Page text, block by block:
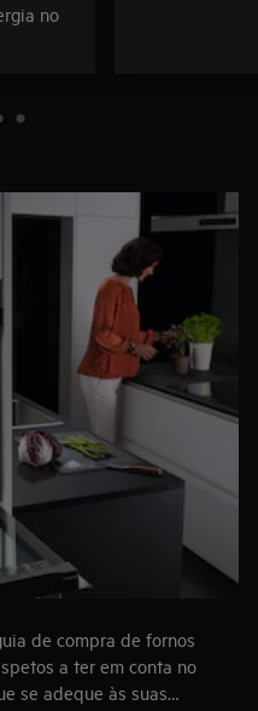
no
de compra de fornos
a ter em conta no
se adeque às suas